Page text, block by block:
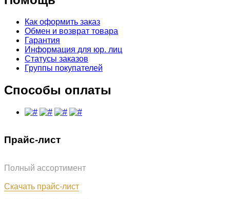
Как оформить заказ
Обмен и возврат товара
Гарантия
Информация для юр. лиц
Статусы заказов
Группы покупателей
Способы оплаты
Прайс-лист
Полный ассортимент
Скачать прайс-лист